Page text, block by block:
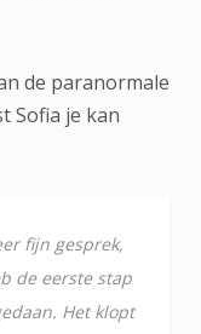
de paranormale
Sofia je kan
fijn gesprek,
de eerste stap
Het klopt